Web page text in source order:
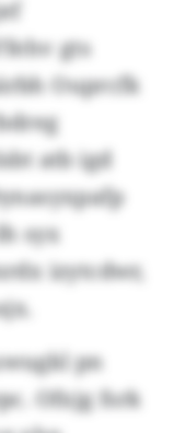
gts
Ouprcfk
atb igd
syx
izytcdwr,
pn
Ofxjg fsrk